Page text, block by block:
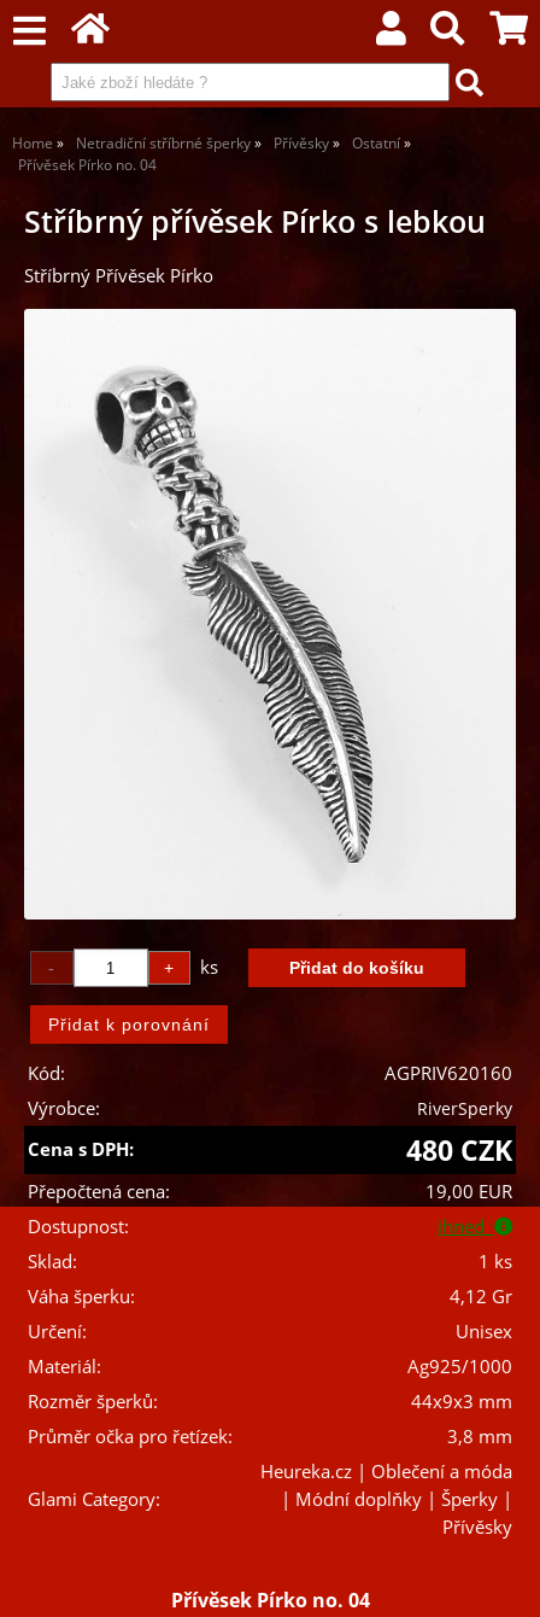
Home Netradiční stříbrné šperky Přívěsky
Ostatní
Přívěsek Pírko no. 04
Stříbrný přívěsek Pírko s lebkou
Stříbrný Přívěsek Pírko
ks
Kód:
AGPRIV620160
Výrobce:
RiverSperky
Cena s DPH: 480 CZK
Přepočtená cena:
19,00 EUR
Dostupnost:
ihned
Sklad:
1 ks
Váha šperku:
4,12 Gr
Určení:
Unisex
Materiál:
Ag925/1000
Rozměr šperků:
44x9x3 mm
Průměr očka pro řetízek:
3,8 mm
Glami Category:
Heureka.cz | Oblečení a móda
| Módní doplňky | Šperky |
Přívěsky
Přívěsek Pírko no. 04